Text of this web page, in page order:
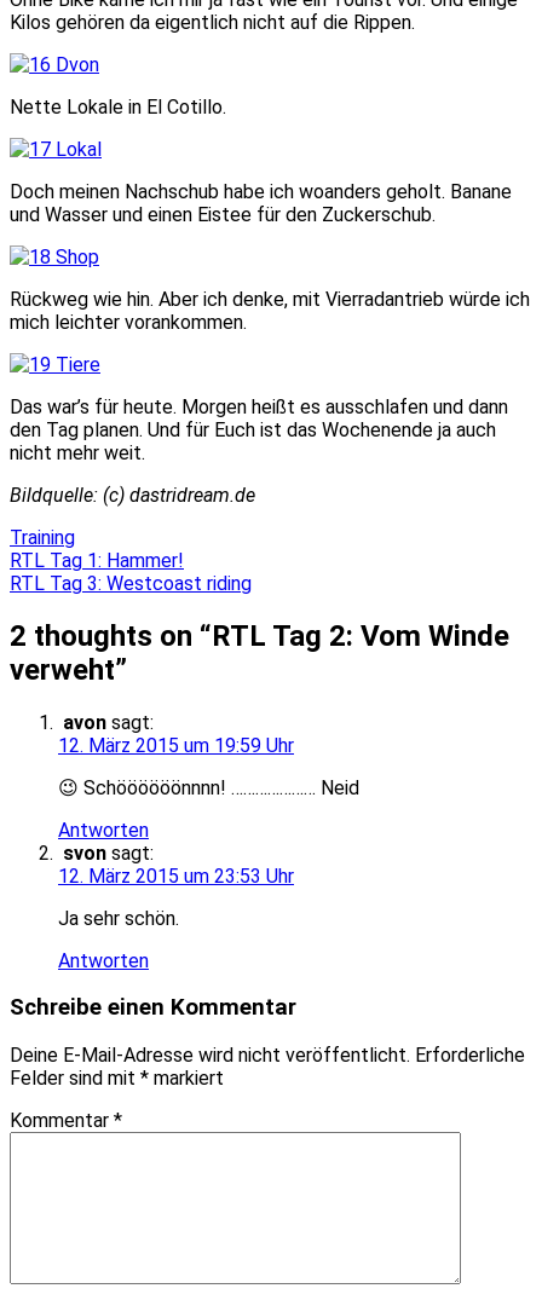
Kilos gehören da eigentlich nicht auf die Rippen.
Nette Lokale in El Cotillo.
Doch meinen Nachschub habe ich woanders geholt. Banane
und Wasser und einen Eistee für den Zuckerschub.
Rückweg wie hin. Aber ich denke, mit Vierradantrieb würde ich
mich leichter vorankommen.
Das war’s für heute. Morgen heißt es ausschlafen und dann
den Tag planen. Und für Euch ist das Wochenende ja auch
nicht mehr weit.
Bildquelle: (c) dastridream.de
Training
Beitragsnavigation
RTL Tag 1: Hammer!
RTL Tag 3: Westcoast riding
2 thoughts on “RTL Tag 2: Vom Winde
verweht”
avon sagt:
12. März 2015 um 19:59 Uhr
😉 Schöööööönnnn! ………………… Neid
Antworten
svon sagt:
12. März 2015 um 23:53 Uhr
Ja sehr schön.
Antworten
Schreibe einen Kommentar
Deine E-Mail-Adresse wird nicht veröffentlicht. Erforderliche
Felder sind mit * markiert
Kommentar *